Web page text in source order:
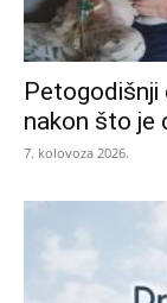
Petogodišnji
nakon što je
7. kolovoza 2026.